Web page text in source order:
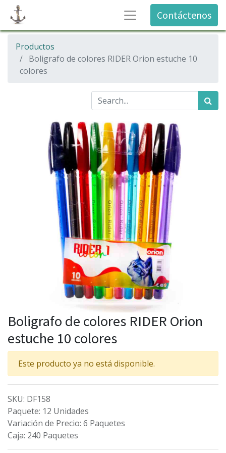
Contáctenos
Productos
Boligrafo de colores RIDER Orion estuche 10
colores
Boligrafo de colores RIDER Orion
estuche 10 colores
Este producto ya no está disponible.
SKU: DF158
Paquete: 12 Unidades
Variación de Precio: 6 Paquetes
Caja: 240 Paquetes